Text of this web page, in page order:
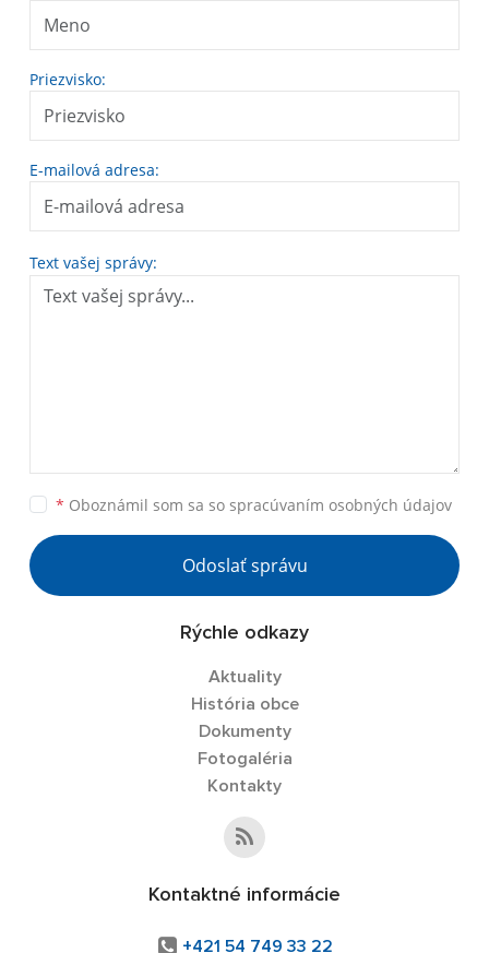
Priezvisko:
E-mailová adresa:
Text vašej správy:
* Oboznámil som sa so spracúvaním osobných údajov
Odoslať správu
Rýchle odkazy
Aktuality
História obce
Dokumenty
Fotogaléria
Kontakty
Kontaktné informácie
+421 54 749 33 22